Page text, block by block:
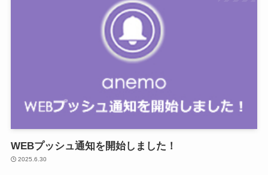
WEBプッシュ通知を開始しました！
2025.6.30